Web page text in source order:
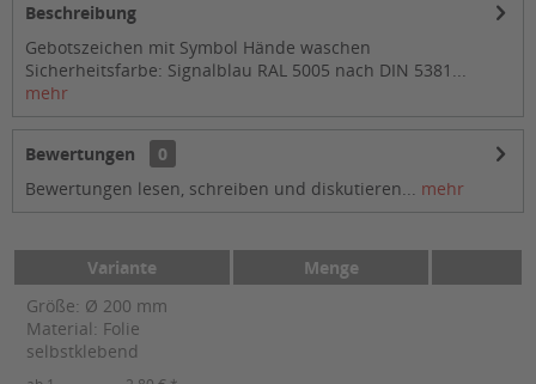
Beschreibung
Gebotszeichen mit Symbol Hände waschen
Sicherheitsfarbe: Signalblau RAL 5005 nach DIN 5381...
mehr
Bewertungen
0
Bewertungen lesen, schreiben und diskutieren... mehr
Variante
Menge
Größe: Ø 200 mm
Material: Folie
selbstklebend